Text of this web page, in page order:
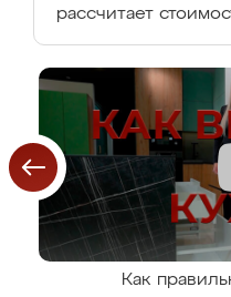
рассчитает
Как